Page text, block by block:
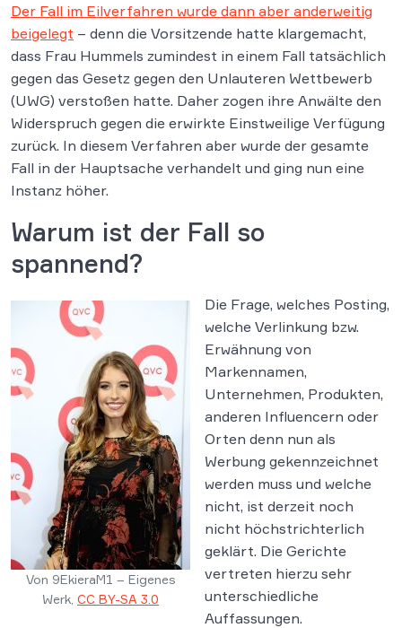
Der Fall im Eilverfahren wurde dann aber anderweitig
beigelegt – denn die Vorsitzende hatte klargemacht,
dass Frau Hummels zumindest in einem Fall tatsächlich
gegen das Gesetz gegen den Unlauteren Wettbewerb
(UWG) verstoßen hatte. Daher zogen ihre Anwälte den
Widerspruch gegen die erwirkte Einstweilige Verfügung
zurück. In diesem Verfahren aber wurde der gesamte
Fall in der Hauptsache verhandelt und ging nun eine
Instanz höher.
Warum ist der Fall so
spannend?
Von 9EkieraM1 – Eigenes
Werk, CC BY-SA 3.0
Die Frage, welches Posting,
welche Verlinkung bzw.
Erwähnung von
Markennamen,
Unternehmen, Produkten,
anderen Influencern oder
Orten denn nun als
Werbung gekennzeichnet
werden muss und welche
nicht, ist derzeit noch
nicht höchstrichterlich
geklärt. Die Gerichte
vertreten hierzu sehr
unterschiedliche
Auffassungen.